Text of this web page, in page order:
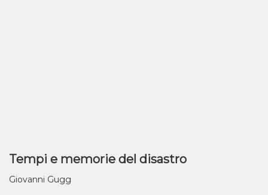
Tempi e memorie del disastro
Giovanni Gugg